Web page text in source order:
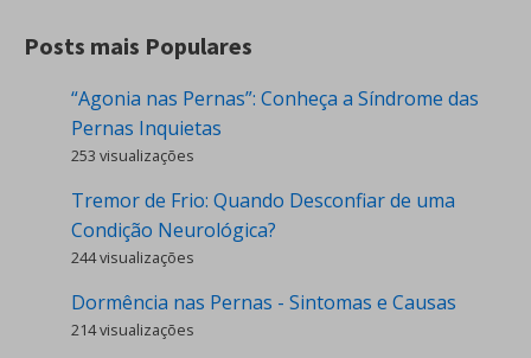
Posts mais Populares
“Agonia nas Pernas”: Conheça a Síndrome das
Pernas Inquietas
253 visualizações
Tremor de Frio: Quando Desconfiar de uma
Condição Neurológica?
244 visualizações
Dormência nas Pernas - Sintomas e Causas
214 visualizações